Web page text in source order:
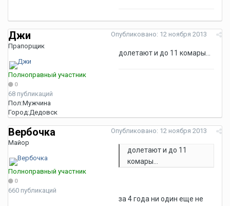
Джи
Прапорщик
Полноправный участник
0
68 публикаций
Пол:Мужчина
Город:Дедовск
Опубликовано: 12 ноября 2013
долетают и до 11 комары...
Вербочка
Майор
Полноправный участник
0
660 публикаций
Опубликовано: 12 ноября 2013
долетают и до 11
комары...
за 4 года ни один еще не